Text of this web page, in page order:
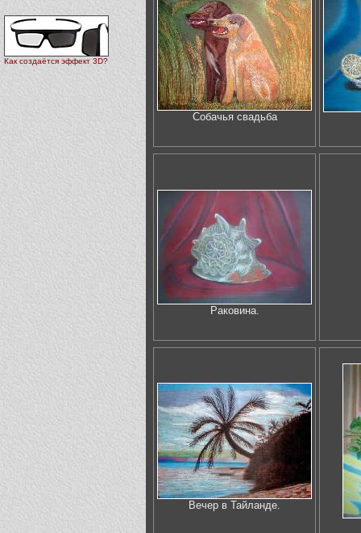
Как создаётся эффект 3D?
Собачья свадьба
Раковина.
Вечер в Тайланде.